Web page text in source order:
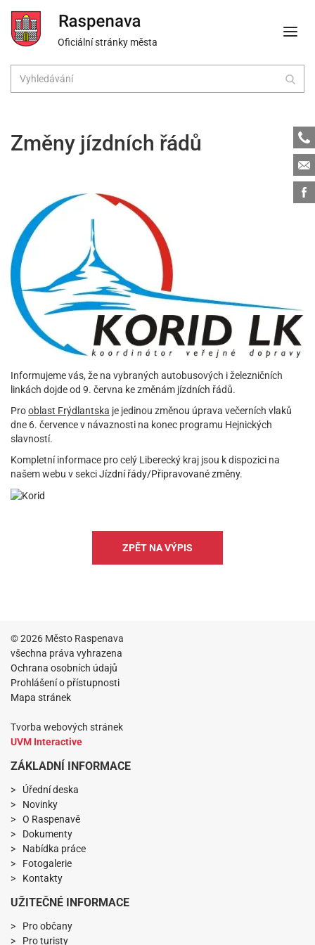
Oficiální stránky města
Změny jízdních řádů
Informujeme vás, že na vybraných autobusových i železničních
linkách dojde od 9. června ke změnám jízdních řádů.
Prooblast Frýdlantska je jedinou změnou úprava večerních vlaků
dne 6. července v návaznosti na konec programu Hejnických
slavností.
Kompletní informace pro celý Liberecký kraj jsou k dispozici na
našem webu v sekciJízdní řády/Připravované změny.
ZPĚT NA VÝPIS
© 2026 Město Raspenava
všechna práva vyhrazena
Ochrana osobních údajů
Prohlášení o přístupnosti
Mapa stránek
Tvorba webových stránek
UVM Interactive
ZÁKLADNÍ INFORMACE
Úřední deska
Novinky
O Raspenavě
Dokumenty
Nabídka práce
Fotogalerie
Kontakty
UŽITEČNÉ INFORMACE
Pro občany
Pro turisty